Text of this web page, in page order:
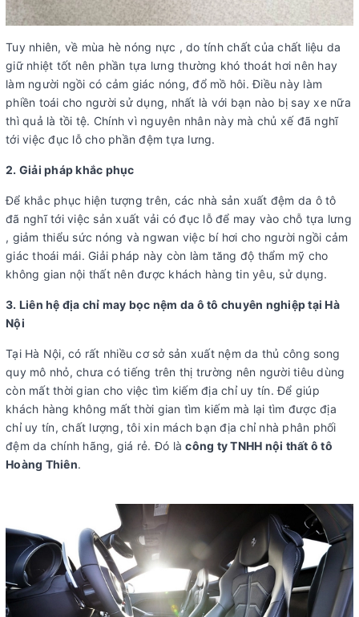
Tuy nhiên, về mùa hè nóng nực , do tính chất của chất liệu da
giữ nhiệt tốt nên phần tựa lưng thường khó thoát hơi nên hay
làm người ngồi có cảm giác nóng, đổ mồ hôi. Điều này làm
phiền toái cho người sử dụng, nhất là với bạn nào bị say xe nữa
thì quả là tồi tệ. Chính vì nguyên nhân này mà chủ xế đã nghĩ
tới việc đục lỗ cho phần đệm tựa lưng.
2. Giải pháp khắc phục
Để khắc phục hiện tượng trên, các nhà sản xuất đệm da ô tô
đã nghĩ tới việc sản xuất vải có đục lỗ để may vào chỗ tựa lưng
, giảm thiểu sức nóng và ngwan việc bí hơi cho người ngồi cảm
giác thoái mái. Giải pháp này còn làm tăng độ thẩm mỹ cho
không gian nội thất nên được khách hàng tin yêu, sử dụng.
3. Liên hệ địa chỉ may bọc nệm da ô tô chuyên nghiệp tại Hà
Nội
Tại Hà Nội, có rất nhiều cơ sở sản xuất nệm da thủ công song
quy mô nhỏ, chưa có tiếng trên thị trường nên người tiêu dùng
còn mất thời gian cho việc tìm kiếm địa chỉ uy tín. Để giúp
khách hàng không mất thời gian tìm kiếm mà lại tìm được địa
chỉ uy tín, chất lượng, tôi xin mách bạn địa chỉ nhà phân phối
đệm da chính hãng, giá rẻ. Đó làcông ty TNHH nội thất ô tô
Hoàng Thiên.